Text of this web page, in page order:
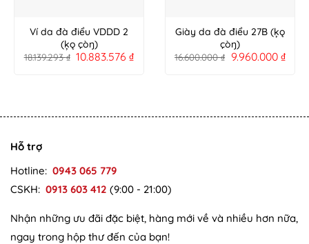
Ví da đà điểu VDDD 2
(ķǫ çòŋ)
18.139.293₫ 10.883.576₫
Giày da đà điểu 27B (ķǫ
çòŋ)
16.600.000₫ 9.960.000 ₫
Hỗ trợ
Hotline: 0943 065 779
CSKH: 0913 603 412 (9:00 - 21:00)
Nhận những ưu đãi đặc biệt, hàng mới về và nhiều hơn nữa,
ngay trong hộp thư đến của bạn!